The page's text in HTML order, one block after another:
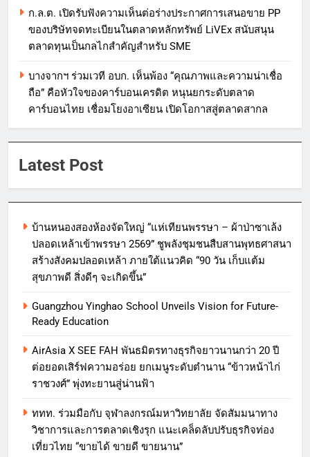
ก.ล.ต. เปิดรับฟังความเห็นต่อร่างประกาศการเสนอขาย PP
ของบริษัทจดทะเบียนในตลาดหลักทรัพย์ LiVEx สนับสนุน
ตลาดทุนเป็นกลไกสำคัญสำหรับ SME
บางจากฯ ร่วมเวที อบก. เห็นพ้อง “คุณภาพและความน่าเชื่อ
ถือ” คือหัวใจของคาร์บอนเครดิต หนุนยกระดับตลาด
คาร์บอนไทย เชื่อมโยงอาเซียน เปิดโอกาสสู่ตลาดสากล
Latest Post
บ้านหนองสองห้องจัดใหญ่ “แห่เทียนพรรษา – ผ้าป่าซาเล้ง
ปลอดเหล้าเข้าพรรษา 2569” ชูพลังชุมชนสืบสานพุทธศาสนา
สร้างสังคมปลอดเหล้า ภายใต้แนวคิด “90 วัน เก็บแต้ม
สุขภาพดี สิ่งดีๆ จะเกิดขึ้น”
Guangzhou Yinghao School Unveils Vision for Future-
Ready Education
AirAsia X SEE FAH พันธมิตรทางธุรกิจยาวนานกว่า 20 ปี
ต่อยอดเสิร์ฟความอร่อย ยกเมนูระดับตำนาน “ข้าวหน้าไก่
ราชวงศ์” พุ่งทะยานสู่น่านฟ้า
ททท. ร่วมมือกับ จุฬาลงกรณ์มหาวิทยาลัย จัดสัมมนาทาง
วิชาการและการตลาดเชิงรุก แนะเคล็ดลับปรับธุรกิจท่อง
เที่ยวไทย “ขายได้ ขายดี ขายนาน”